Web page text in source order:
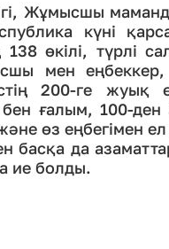
Жұмысшы
күні
138 өкілі, түрлі
мен
200-ге жуық
бен ғалым, 100-ден
өз еңбегімен
басқа да
ие болды.